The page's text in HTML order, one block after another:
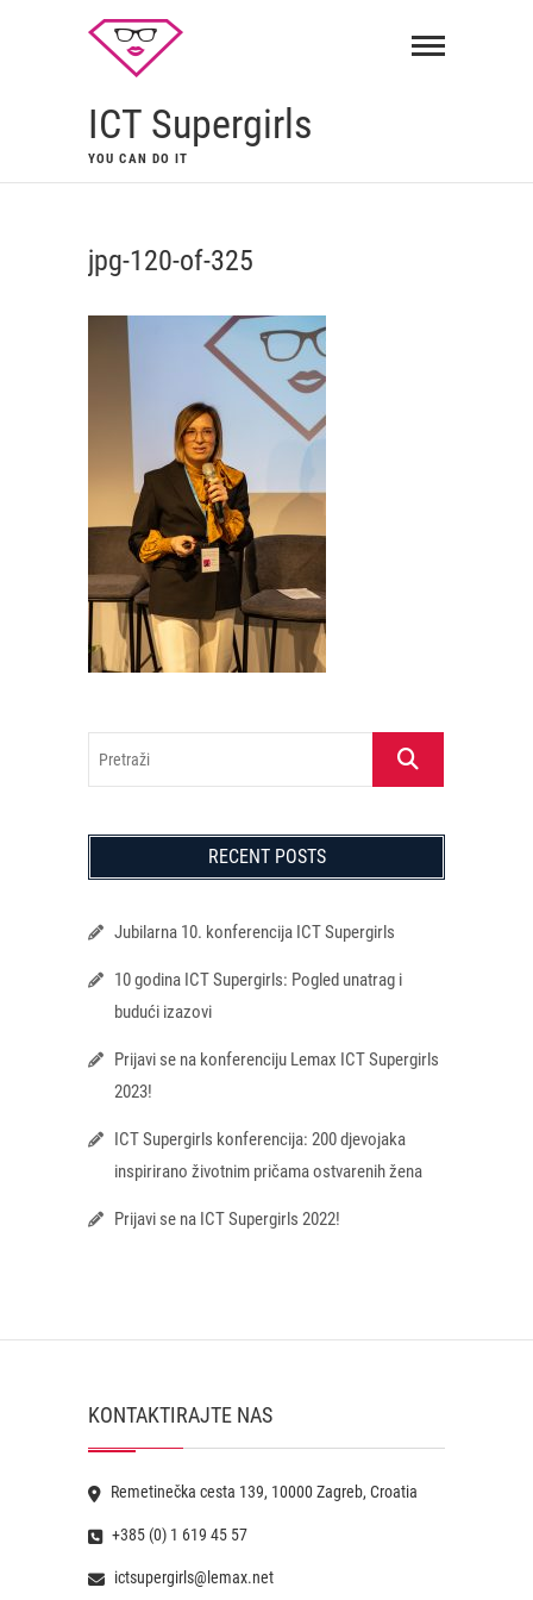
ICT Supergirls
YOU CAN DO IT
jpg-120-of-325
Pretraži
RECENT POSTS
Jubilarna 10. konferencija ICT Supergirls
10 godina ICT Supergirls: Pogled unatrag i
budući izazovi
Prijavi se na konferenciju Lemax ICT Supergirls
2023!
ICT Supergirls konferencija: 200 djevojaka
inspirirano životnim pričama ostvarenih žena
Prijavi se na ICT Supergirls 2022!
KONTAKTIRAJTE NAS
Remetinečka cesta 139, 10000 Zagreb, Croatia
+385 (0) 1 619 45 57
ictsupergirls@lemax.net